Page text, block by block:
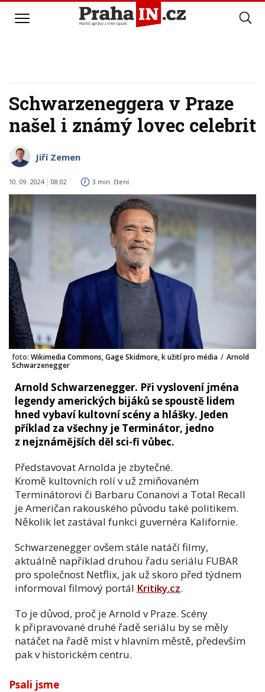
Schwarzeneggera v Praze
našel i známý lovec celebrit
Jiří Zemen
10. 09. 2024 08:02 3 min. čtení
foto: Wikimedia Commons, Gage Skidmore, k užití pro média / Arnold
Schwarzenegger
Arnold Schwarzenegger. Při vyslovení jména
legendy amerických bijáků se spoustě lidem
hned vybaví kultovní scény a hlášky. Jeden
příklad za všechny je Terminátor, jedno
z nejznámějších děl sci-fi vůbec.
Představovat Arnolda je zbytečné.
Kromě kultovních rolí v už zmiňovaném
Terminátorovi či Barbaru Conanovi a Total Recall
je Američan rakouského původu také politikem.
Několik let zastával funkci guvernéra Kalifornie.
Schwarzenegger ovšem stále natáčí filmy,
aktuálně například druhou řadu seriálu FUBAR
pro společnost Netflix, jak už skoro před týdnem
informoval filmový portál Kritiky.cz.
To je důvod, proč je Arnold v Praze. Scény
k připravované druhé řadě seriálu by se měly
natáčet na řadě míst v hlavním městě, především
pak v historickém centru.
Psali jsme